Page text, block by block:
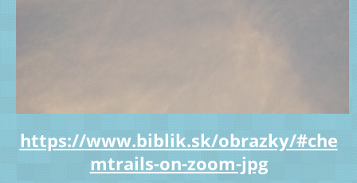
https://www.biblik.sk/obrazky/#che
mtrails-on-zoom-jpg